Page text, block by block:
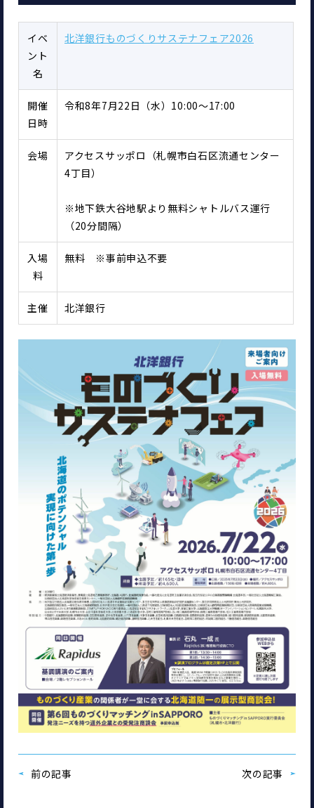
イベ
ント
名
北洋銀行ものづくりサステナフェア2026
開催
日時
令和8年7月22日（水）10:00～17:00
会場
アクセスサッポロ（札幌市白石区流通センター
4丁目）
※地下鉄大谷地駅より無料シャトルバス運行
（20分間隔）
入場
料
無料　※事前申込不要
主催 北洋銀行
前の記事 次の記事